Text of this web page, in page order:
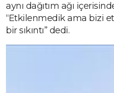
aynı dağıtım ağı
“Etkilenmedik ama bizi
bir sıkıntı” dedi.